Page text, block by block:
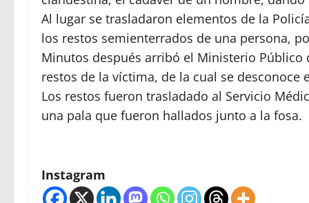
Al lugar se trasladaron elementos de la
los restos semienterrados de una persona,
Minutos después arribó el Ministerio Público
restos de la víctima, de la cual se desconoce
Los restos fueron trasladado al Servicio
una pala que fueron hallados junto a la fosa.
Instagram